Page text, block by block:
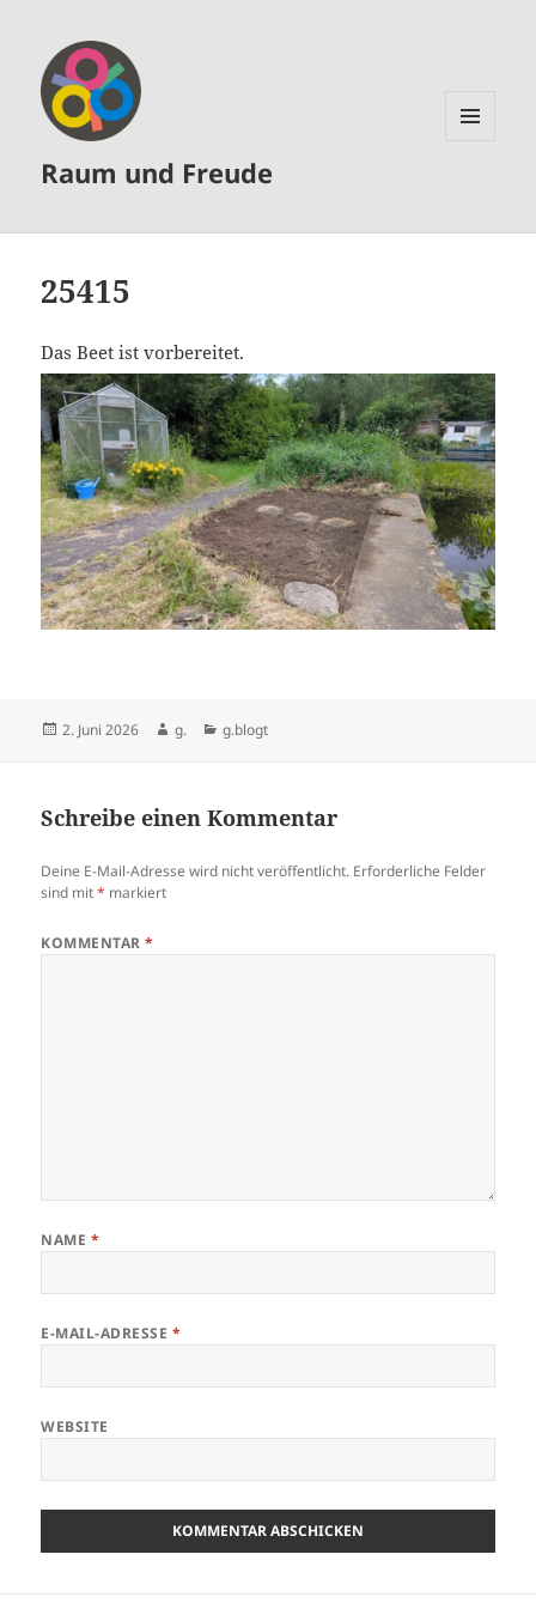
Raum und Freude
25415
Das Beet ist vorbereitet.
Veröffentlicht
2. Juni 2026 Autor
g. Kategorien
g.blogt
Schreibe einen Kommentar
Deine E-Mail-Adresse wird nicht veröffentlicht. Erforderliche Felder
sind mit* markiert
KOMMENTAR*
NAME *
E-MAIL-ADRESSE *
WEBSITE